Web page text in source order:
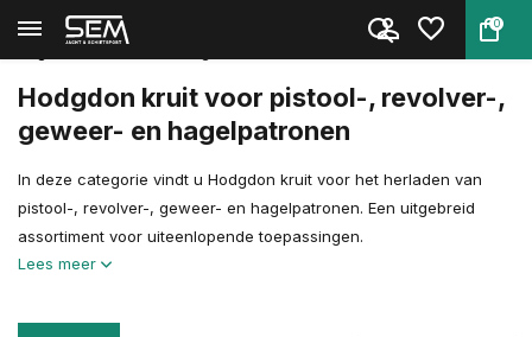
0
Terug Home Herlaadcomponenten
Hodgdon kruit voor pistool-, revolver-,
geweer- en hagelpatronen
In deze categorie vindt u Hodgdon kruit voor het herladen van
pistool-, revolver-, geweer- en hagelpatronen. Een uitgebreid
assortiment voor uiteenlopende toepassingen.
Lees meer